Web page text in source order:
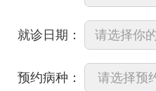
就诊日期：
预约病种：